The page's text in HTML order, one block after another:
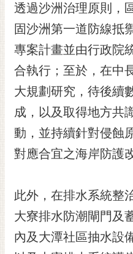
透過沙洲治理原則，
固沙洲第一道防線抵
專案計畫並由行政院
合執行；至於，在中
大規劃研究，待後續
成，以及取得地方共
動，並持續針對侵蝕
對應合宜之海岸防護
此外，在排水系統整
大寮排水防潮閘門及
內及大潭社區抽水設